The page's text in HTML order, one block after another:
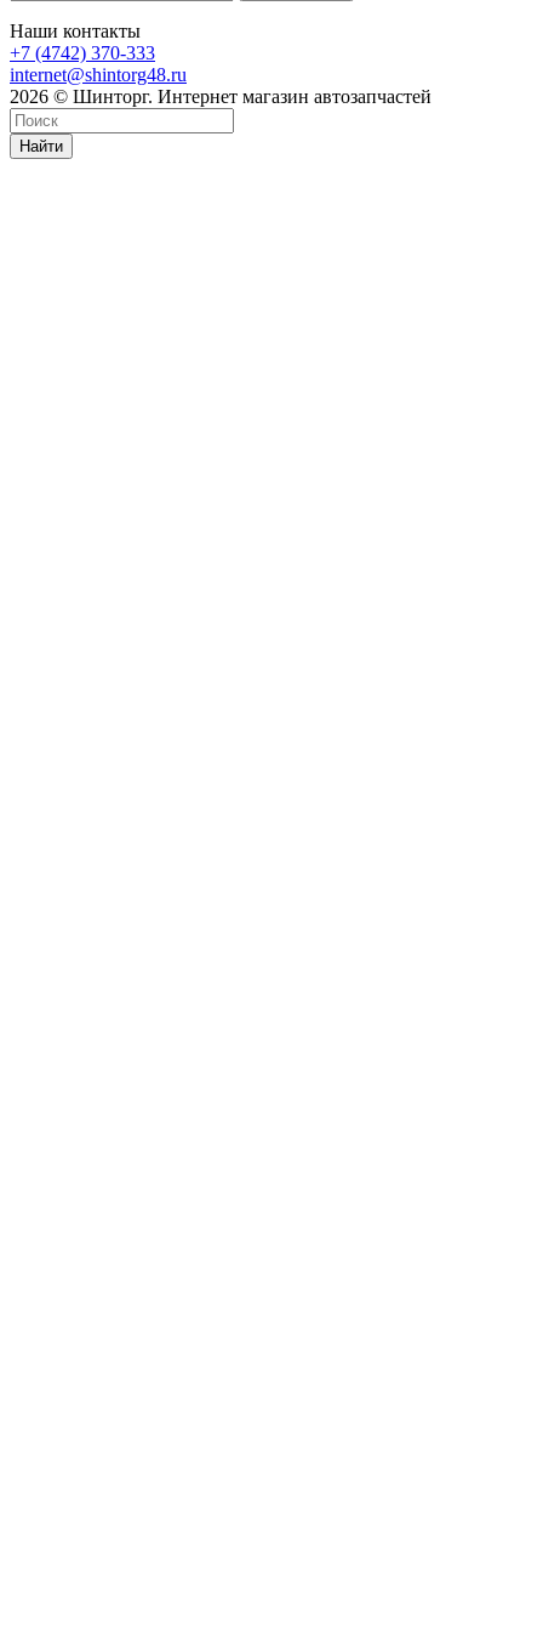
Наши контакты
+7 (4742) 370-333
internet@shintorg48.ru
2026 © Шинторг. Интернет магазин автозапчастей
Найти